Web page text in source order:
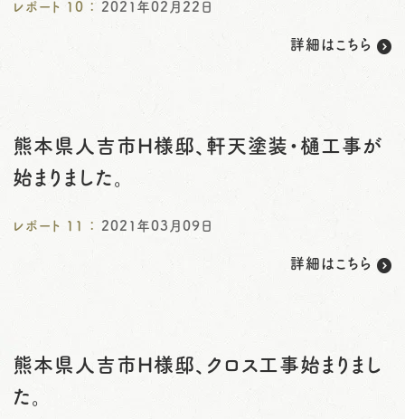
レポート 10 ： 2021年02月22日
詳細はこちら
熊本県人吉市H様邸、軒天塗装・樋工事が
始まりました。
レポート 11 ： 2021年03月09日
詳細はこちら
熊本県人吉市H様邸、クロス工事始まりまし
た。